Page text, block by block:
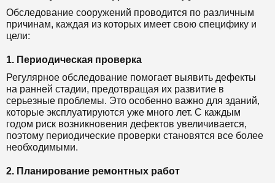
Обследование сооружений проводится по различным
причинам, каждая из которых имеет свою специфику и
цели:
1. Периодическая проверка
Регулярное обследование помогает выявить дефекты
на ранней стадии, предотвращая их развитие в
серьезные проблемы. Это особенно важно для зданий,
которые эксплуатируются уже много лет. С каждым
годом риск возникновения дефектов увеличивается,
поэтому периодические проверки становятся все более
необходимыми.
2. Планирование ремонтных работ